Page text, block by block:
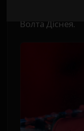
Волта Діснея.